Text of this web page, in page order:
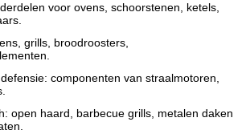
voor ovens, schoorstenen, ketels,
grills, broodroosters,
componenten van straalmotoren,
open haard, barbecue grills, metalen daken